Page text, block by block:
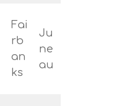
Fai
rb
an
ks
Ju
ne
au